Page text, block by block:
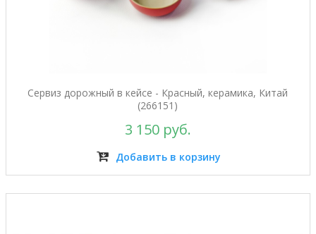
Сервиз дорожный в кейсе - Красный, керамика, Китай
(266151)
3 150 руб.
Добавить в корзину